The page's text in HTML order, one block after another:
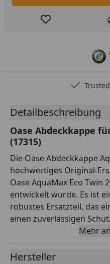
Produkt zur
Trusted
Detailbeschreibung
Oase Abdeckkappe
(17315)
Die Oase Abdeckkappe
hochwertiges Original-
Oase AquaMax Eco Twin
entwickelt wurde. Es ist
robustes Ersatzteil, das
einen zuverlässigen
der Oase Abdeckkappe
können Sie sicher sein,
dauerhaft abgedeckt ist.
Mehr
Hersteller